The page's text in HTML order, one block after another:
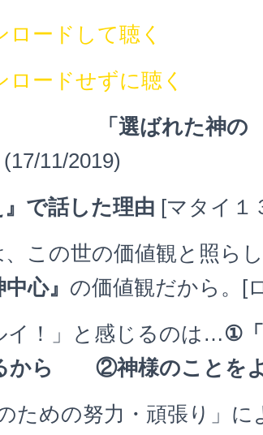
ードして聴く
ードせずに聴く
「選ばれた神の
(17/11/2019)
で話した理由 [マタイ１
、この世の価値観と照ら
中心』 の価値観だから。[
！」と感じるのは…①
から ②神様のことをよ
めの努力・頑張り」に